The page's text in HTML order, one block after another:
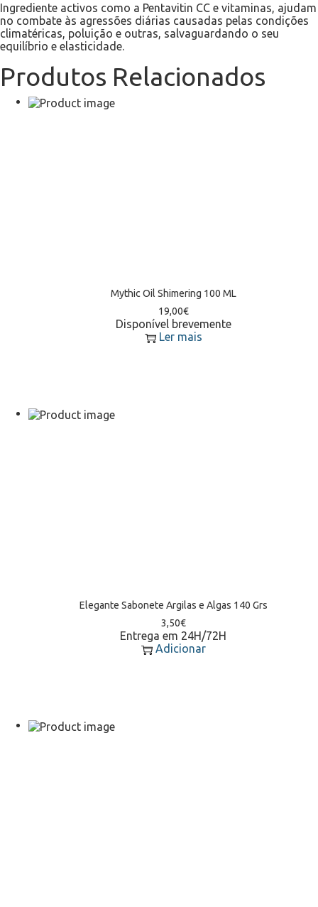
Ingrediente activos como a Pentavitin CC e vitaminas, ajudam
no combate às agressões diárias causadas pelas condições
climatéricas, poluição e outras, salvaguardando o seu
equilíbrio e elasticidade.
Produtos Relacionados
Mythic Oil Shimering 100 ML
19,00€
Disponível brevemente
Ler mais
Elegante Sabonete Argilas e Algas 140 Grs
3,50€
Entrega em 24H/72H
Adicionar